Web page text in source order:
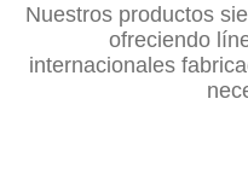
Nuestros productos
ofreciendo
internacionales